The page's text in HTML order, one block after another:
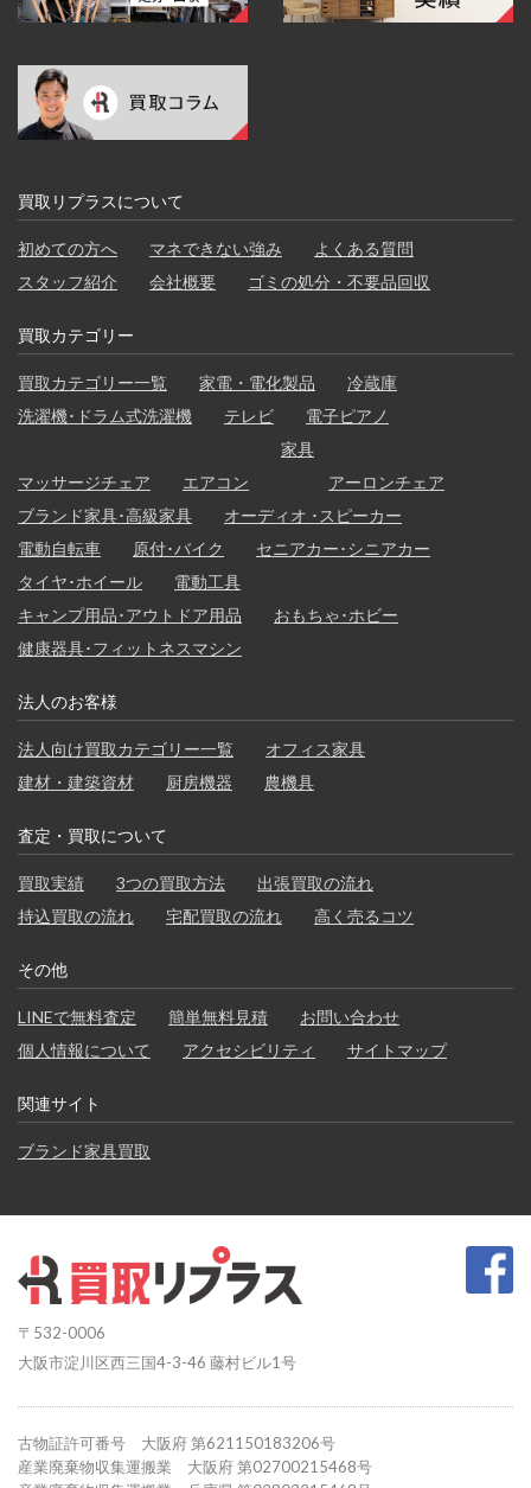
買取リプラスについて
初めての方へ マネできない強み
よくある質問
スタッフ紹介
会社概要 ゴミの処分・不要品回収
買取カテゴリー
買取カテゴリー一覧 家電・電化製品
冷蔵庫
洗濯機･ドラム式洗濯機
テレビ 電子ピアノ
マッサージチェア エアコン
家具
アーロンチェア
ブランド家具･高級家具
オーディオ ･スピーカー
電動自転車
原付･バイク
セニアカー･シニアカー
タイヤ･ホイール
電動工具
キャンプ用品･アウトドア用品
おもちゃ･ホビー
健康器具･フィットネスマシン
法人のお客様
法人向け買取カテゴリー一覧
オフィス家具
建材・建築資材
厨房機器 農機具
査定・買取について
買取実績 3つの買取方法
出張買取の流れ
持込買取の流れ
宅配買取の流れ 高く売るコツ
その他
LINEで無料査定 簡単無料見積
お問い合わせ
個人情報について
アクセシビリティ サイトマップ
関連サイト
ブランド家具買取
〒532-0006
大阪市淀川区西三国4-3-46 藤村ビル1号
古物証許可番号 大阪府 第621150183206号
産業廃棄物収集運搬業 大阪府 第02700215468号